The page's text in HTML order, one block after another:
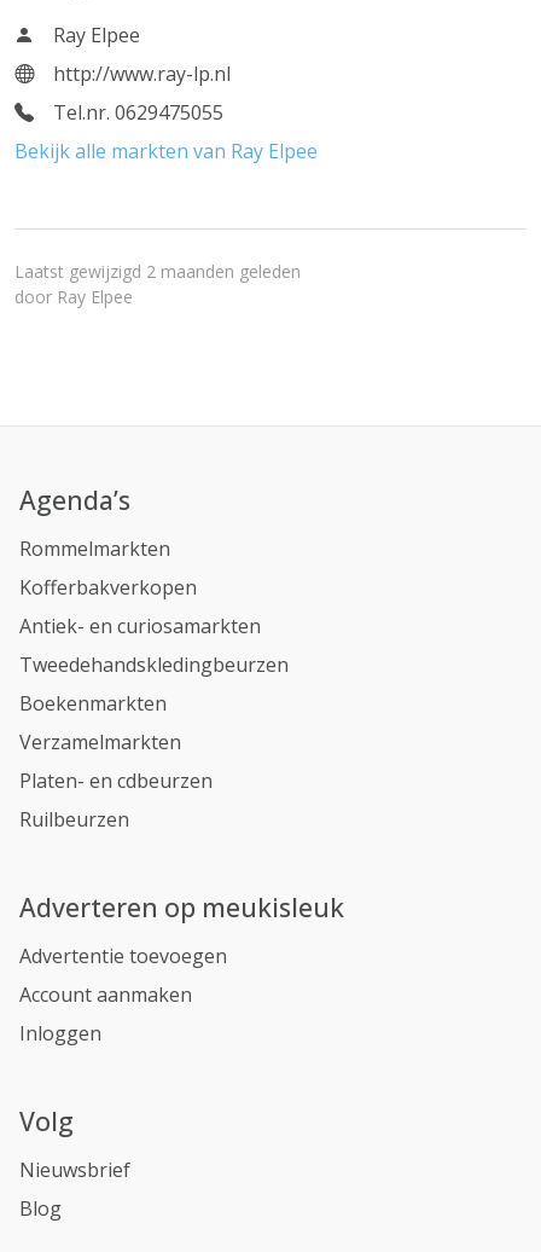
Ray Elpee
http://www.ray-lp.nl
Tel.nr. 0629475055
Bekijk alle markten van Ray Elpee
Laatst gewijzigd 2 maanden geleden
door Ray Elpee
Agenda’s
Rommelmarkten
Kofferbakverkopen
Antiek- en curiosamarkten
Tweedehandskledingbeurzen
Boekenmarkten
Verzamelmarkten
Platen- en cdbeurzen
Ruilbeurzen
Adverteren op meukisleuk
Advertentie toevoegen
Account aanmaken
Inloggen
Volg
Nieuwsbrief
Blog